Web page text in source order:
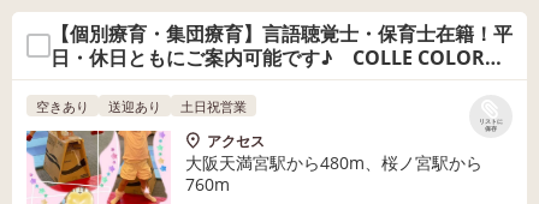
【個別療育・集団療育】言語聴覚士・保育士在籍！平
日・休日ともにご案内可能です♪ COLLE COLOR
PETIT
リストに
保存
空きあり 送迎あり 土日祝営業
アクセス
大阪天満宮駅から480m、桜ノ宮駅から
760m